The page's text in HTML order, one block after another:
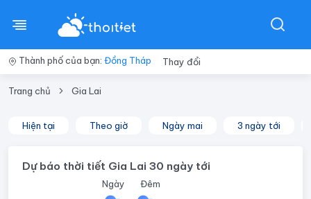
Thành phố của bạn: Đồng Tháp Thay đổi
Trang chủ Gia Lai
Hiện tại Theo giờ Ngày mai 3 ngày tới
Dự báo thời tiết Gia Lai 30 ngày tới
Ngày Đêm